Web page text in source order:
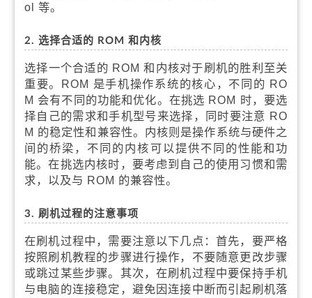
ol 等。
2. 选择合适的 ROM 和内核
选择一个合适的 ROM 和内核对于刷机的胜利至关
重要。ROM 是手机操作系统的核心，不同的 RO
M 会有不同的功能和优化。在挑选 ROM 时，要选
择自己的需求和手机型号来选择，同时要注意 RO
M 的稳定性和兼容性。内核则是操作系统与硬件之
间的桥梁，不同的内核可以提供不同的性能和功
能。在挑选内核时，要考虑到自己的使用习惯和需
求，以及与 ROM 的兼容性。
3. 刷机过程的注意事项
在刷机过程中，需要注意以下几点：首先，要严格
按照刷机教程的步骤进行操作，不要随意更改步骤
或跳过某些步骤。其次，在刷机过程中要保持手机
与电脑的连接稳定，避免因连接中断而引起刷机落